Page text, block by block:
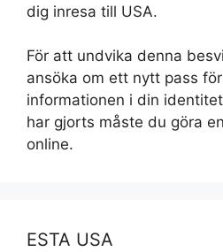
dig inresa till USA.
För att undvika denna
ansöka om ett nytt pass
informationen i din
har gjorts måste du göra
online.
ESTA USA